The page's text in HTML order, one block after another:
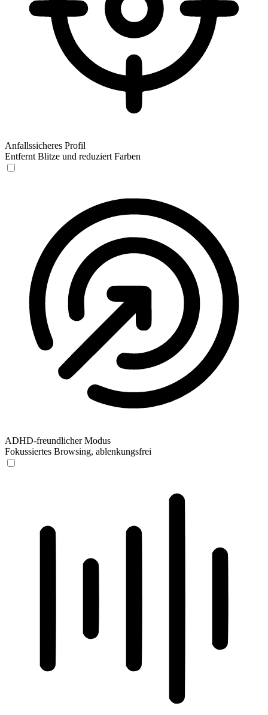
Anfallssicheres Profil
Entfernt Blitze und reduziert Farben
ADHD-freundlicher Modus
Fokussiertes Browsing, ablenkungsfrei